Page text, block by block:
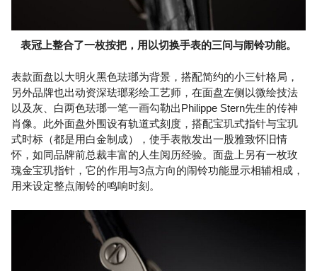
表冠上整合了一枚按把，用以切换手表的三问与闹铃功能。
表款面盘以大明火黑色珐瑯为背景，搭配简约的小三针格局，
另外品牌也出动资深珐瑯彩绘工艺师，在面盘左侧以微绘技法
以及灰、白两色珐瑯一笔一画勾勒出Philippe Stern先生的传神
肖像。此外面盘外围设有轨道式刻度，搭配宝玑式指针与宝玑
式时标（都是用白金制成），使手表散发出一股雅致怀旧情
怀，如同品牌前总裁丰富的人生阅历经验。面盘上另有一枚玫
瑰金宝玑指针，它的作用与3点方向的闹铃功能显示相辅相成，
用来设定整点闹铃的鸣响时刻。